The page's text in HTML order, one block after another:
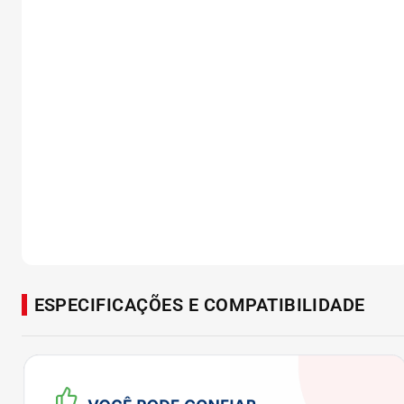
ESPECIFICAÇÕES E COMPATIBILIDADE